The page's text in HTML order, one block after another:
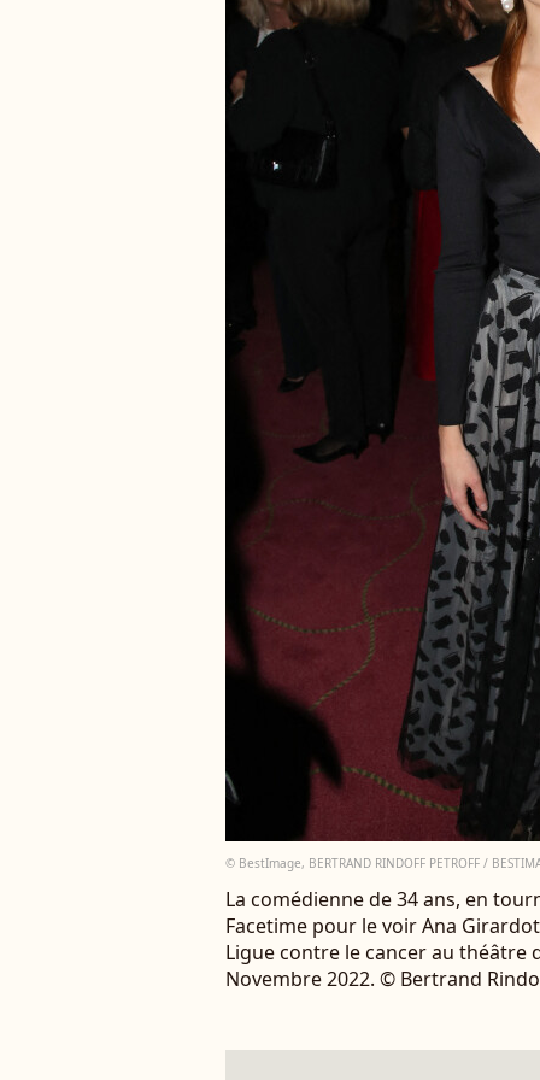
© BestImage, BERTRAND RINDOFF PETROFF /
La comédienne de 34 ans, en
Facetime pour le voir Ana
Ligue contre le cancer au théâtre
Novembre 2022. © Bertrand